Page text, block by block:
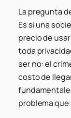
La pregunta
Es si una
precio de
toda
ser no: el
costo de
problema